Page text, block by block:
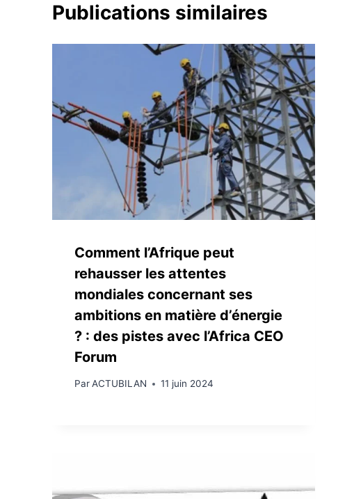
Publications similaires
Comment l’Afrique peut
rehausser les attentes
mondiales concernant ses
ambitions en matière d’énergie
? : des pistes avec l’Africa CEO
Forum
ParACTUBILAN 11 juin 2024